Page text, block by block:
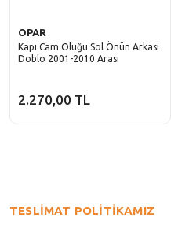
OPAR
Kapı Cam Oluğu Sol Önün Arkası
Doblo 2001-2010 Arası
2.270,00 TL
TESLİMAT POLİTİKAMIZ